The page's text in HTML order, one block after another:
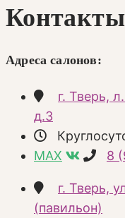
Контакты
Адреса салонов:
г. Тверь,
д.3
MAX
8
г. Тверь,
(павильон)